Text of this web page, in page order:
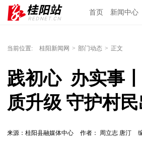
首页 新闻中心
当前位置: 桂阳新闻网 > 部门动态 > 正文
践初心  办实事
质升级 守护村
来源：桂阳县融媒体中心 作者： 周立志 唐汀